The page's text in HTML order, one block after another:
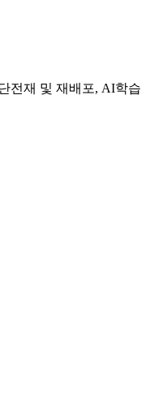
전재 및 재배포, AI학습